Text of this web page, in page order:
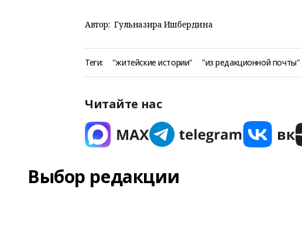
Автор: Гульназира Ишбердина
Теги: "житейские истории" "из редакционной почты"
Читайте нас
Выбор редакции